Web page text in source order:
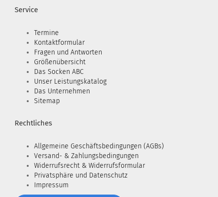
Service
Termine
Kontaktformular
Fragen und Antworten
Größenübersicht
Das Socken ABC
Unser Leistungskatalog
Das Unternehmen
Sitemap
Rechtliches
Allgemeine Geschäftsbedingungen (AGBs)
Versand- & Zahlungsbedingungen
Widerrufsrecht & Widerrufsformular
Privatsphäre und Datenschutz
Impressum